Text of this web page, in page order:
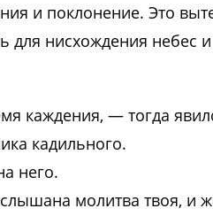
и поклонение. Это
для нисхождения небес
каждения, — тогда
кадильного.
него.
молитва твоя, и